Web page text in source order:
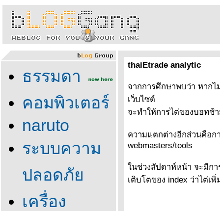
ธรรมดา
คอมพิวเตอร์
naruto
ระบบความ
ปลอดภั
เครื่อง
thaiEtrade analytic
จากการศึกษาพบว่า หากไ
เว็บไซต์
จะทำให้การไต่ของบอทช้
ความแตกต่างอีกส่วนคือก
webmasters/tools
นช่วงสัปดาห์หน้า จะมีกา
เติบโตของ index ว่าไต่เ